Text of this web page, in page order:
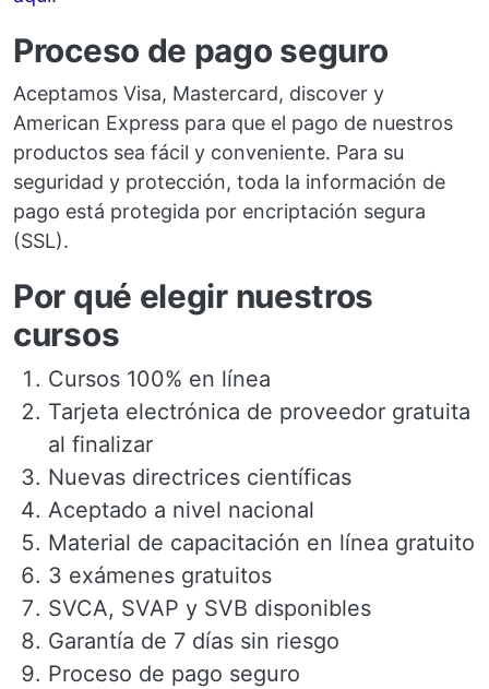
Proceso de pago seguro
Aceptamos Visa, Mastercard, discover y
American Express para que el pago de nuestros
productos sea fácil y conveniente. Para su
seguridad y protección, toda la información de
pago está protegida por encriptación segura
(SSL).
Por qué elegir nuestros
cursos
Cursos 100% en línea
Tarjeta electrónica de proveedor gratuita
al finalizar
Nuevas directrices científicas
Aceptado a nivel nacional
Material de capacitación en línea gratuito
3 exámenes gratuitos
SVCA, SVAP y SVB disponibles
Garantía de 7 días sin riesgo
Proceso de pago seguro